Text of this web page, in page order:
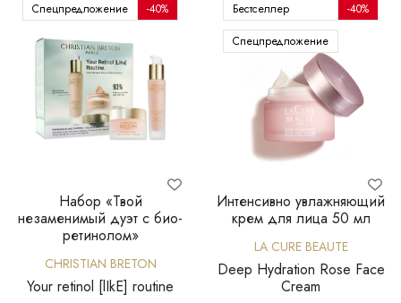
Набор «Твой
незаменимый дуэт с био-
ретинолом»
CHRISTIAN BRETON
Your retinol [lIkE] routine
Спецпредложение -40%
Интенсивно увлажняющий
крем для лица 50 мл
LA CURE BEAUTE
Deep Hydration Rose Face
Cream
Бестселлер
Спецпредложение
-40%